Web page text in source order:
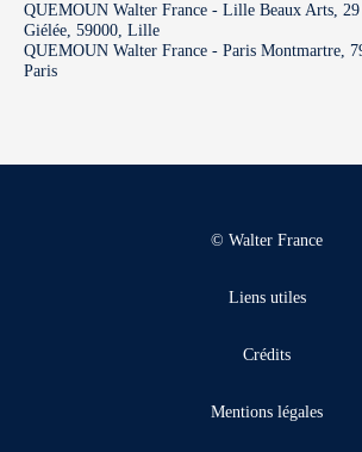
QUEMOUN Walter France - Lille Beaux Arts, 29
Giélée, 59000, Lille
QUEMOUN Walter France - Paris Montmartre,
Paris
© Walter France
Liens utiles
Crédits
Mentions légales